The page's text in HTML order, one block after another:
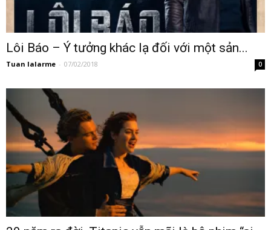
Lôi Báo – Ý tưởng khác lạ đối với một sản...
Tuan lalarme - 07/02/2018 0